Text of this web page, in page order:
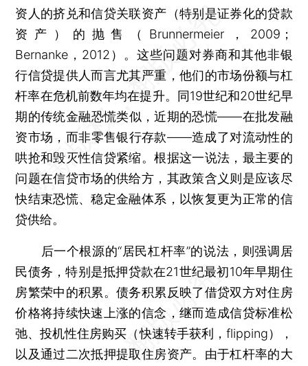
资人的挤兑和信贷关联资产（特别是证券化的贷款
资产）的抛售（Brunnermeier，2009；
Bernanke，2012）。这些问题对券商和其他非银
行信贷提供人而言尤其严重，他们的市场份额与杠
杆率在危机前数年均在提升。同19世纪和20世纪早
期的传统金融恐慌类似，近期的恐慌——在批发融
资市场，而非零售银行存款——造成了对流动性的
哄抢和毁灭性信贷紧缩。根据这一说法，最主要的
问题在信贷市场的供给方，其政策含义则是应该尽
快结束恐慌、稳定金融体系，以恢复更为正常的信
贷供给。
后一个根源的“居民杠杆率”的说法，则强调居
民债务，特别是抵押贷款在21世纪最初10年早期住
房繁荣中的积累。债务积累反映了借贷双方对住房
价格将持续快速上涨的信念，继而造成信贷标准松
弛、投机性住房购买（快速转手获利，flipping），
以及通过二次抵押提取住房资产。由于杠杆率的大